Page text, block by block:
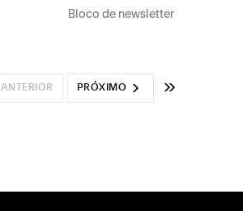
Bloco de newsletter
ANTERIOR PRÓXIMO